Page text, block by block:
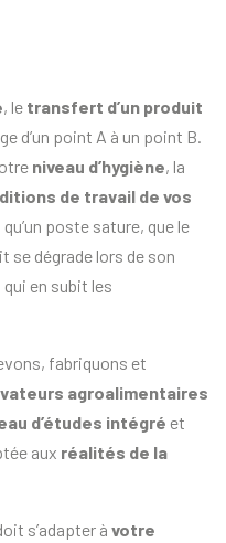
, le transfert d’un produit
d’un point A à un point B.
niveau d’hygiène, la
de travail de vos
poste sature, que le
se dégrade lors de son
en subit les
fabriquons et
agroalimentaires
d’études intégré et
aux réalités de la
s’adapter à votre